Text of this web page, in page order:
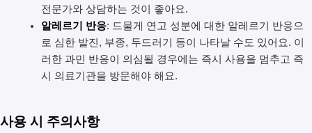
전문가와 상담하는 것이 좋아요.
알레르기 반응: 드물게 연고 성분에 대한 알레르기 반응으
로 심한 발진, 부종, 두드러기 등이 나타날 수도 있어요. 이
러한 과민 반응이 의심될 경우에는 즉시 사용을 멈추고 즉
시 의료기관을 방문해야 해요.
사용 시 주의사항